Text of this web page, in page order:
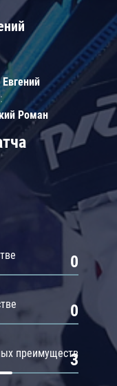
0
0
преимуществ
3
Роман